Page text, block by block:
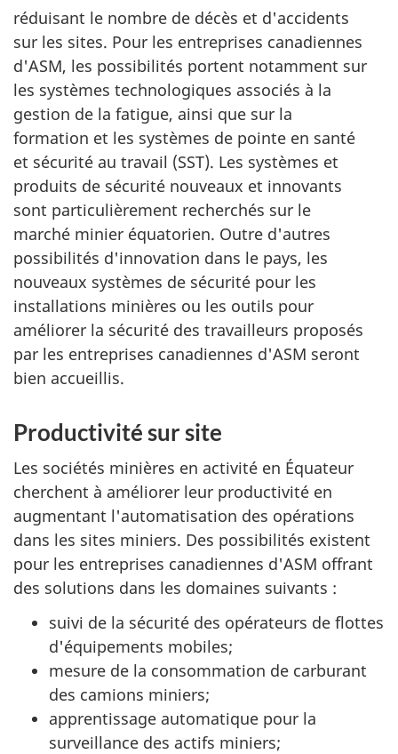
réduisant le nombre de décès et d'accidents
sur les sites. Pour les entreprises canadiennes
d'ASM, les possibilités portent notamment sur
les systèmes technologiques associés à la
gestion de la fatigue, ainsi que sur la
formation et les systèmes de pointe en santé
et sécurité au travail (SST). Les systèmes et
produits de sécurité nouveaux et innovants
sont particulièrement recherchés sur le
marché minier équatorien. Outre d'autres
possibilités d'innovation dans le pays, les
nouveaux systèmes de sécurité pour les
installations minières ou les outils pour
améliorer la sécurité des travailleurs proposés
par les entreprises canadiennes d'ASM seront
bien accueillis.
Productivité sur site
Les sociétés minières en activité en Équateur
cherchent à améliorer leur productivité en
augmentant l'automatisation des opérations
dans les sites miniers. Des possibilités existent
pour les entreprises canadiennes d'ASM offrant
des solutions dans les domaines suivants :
suivi de la sécurité des opérateurs de flottes
d'équipements mobiles;
mesure de la consommation de carburant
des camions miniers;
apprentissage automatique pour la
surveillance des actifs miniers;